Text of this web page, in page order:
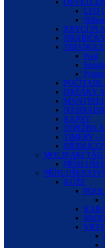
LED
KRYCÍ
TRIANGLY
Pool
DRŽÁKY
KAPSY
ÚDRŽBA
TIMERY -
MOLINARI
KŮŽE
POOL